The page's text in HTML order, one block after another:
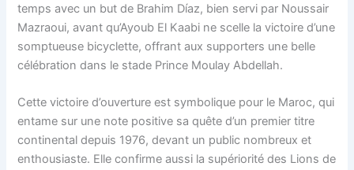
temps avec un but de Brahim Díaz, bien servi par Noussair
Mazraoui, avant qu’Ayoub El Kaabi ne scelle la victoire d’une
somptueuse bicyclette, offrant aux supporters une belle
célébration dans le stade Prince Moulay Abdellah.
Cette victoire d’ouverture est symbolique pour le Maroc, qui
entame sur une note positive sa quête d’un premier titre
continental depuis 1976, devant un public nombreux et
enthousiaste. Elle confirme aussi la supériorité des Lions de